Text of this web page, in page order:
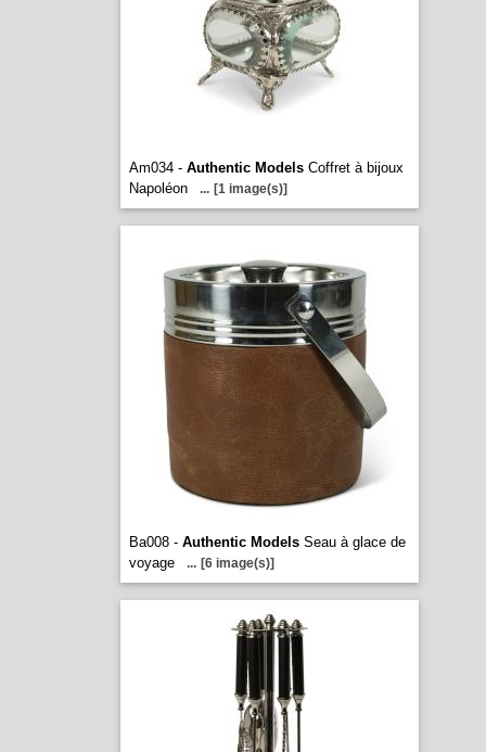
Am034 - Authentic ModelsCoffret à bijoux
Napoléon
... [1 image(s)]
Ba008 - Authentic ModelsSeau à glace de
voyage
... [6 image(s)]